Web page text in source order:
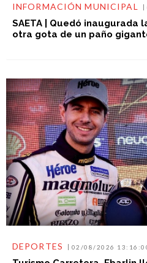
INFORMACIÓN MUNICIPAL
SAETA | Quedó inaugurada
otra gota de un paño
DEPORTES 02/08/2026